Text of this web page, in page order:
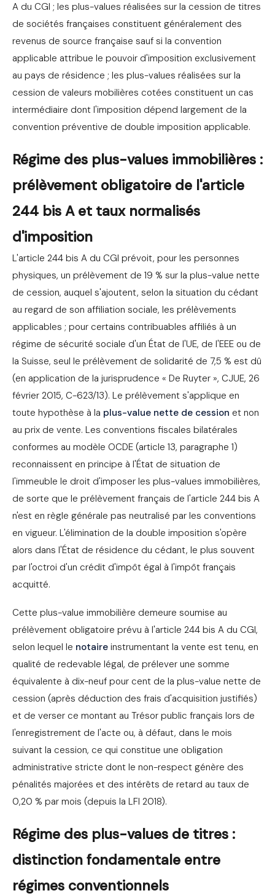
A du CGI ; les plus-values réalisées sur la cession de titres
de sociétés françaises constituent généralement des
revenus de source française sauf si la convention
applicable attribue le pouvoir d'imposition exclusivement
au pays de résidence ; les plus-values réalisées sur la
cession de valeurs mobilières cotées constituent un cas
intermédiaire dont l'imposition dépend largement de la
convention préventive de double imposition applicable.
Régime des plus-values immobilières :
prélèvement obligatoire de l'article
244 bis A et taux normalisés
d'imposition
L'article 244 bis A du CGI prévoit, pour les personnes
physiques, un prélèvement de 19 % sur la plus-value nette
de cession, auquel s'ajoutent, selon la situation du cédant
au regard de son affiliation sociale, les prélèvements
applicables ; pour certains contribuables affiliés à un
régime de sécurité sociale d'un État de l'UE, de l'EEE ou de
la Suisse, seul le prélèvement de solidarité de 7,5 % est dû
(en application de la jurisprudence « De Ruyter », CJUE, 26
février 2015, C-623/13). Le prélèvement s'applique en
toute hypothèse à la plus-value nette de cession et non
au prix de vente. Les conventions fiscales bilatérales
conformes au modèle OCDE (article 13, paragraphe 1)
reconnaissent en principe à l'État de situation de
l'immeuble le droit d'imposer les plus-values immobilières,
de sorte que le prélèvement français de l'article 244 bis A
n'est en règle générale pas neutralisé par les conventions
en vigueur. L'élimination de la double imposition s'opère
alors dans l'État de résidence du cédant, le plus souvent
par l'octroi d'un crédit d'impôt égal à l'impôt français
acquitté.
Cette plus-value immobilière demeure soumise au
prélèvement obligatoire prévu à l'article 244 bis A du CGI,
selon lequel le notaire instrumentant la vente est tenu, en
qualité de redevable légal, de prélever une somme
équivalente à dix-neuf pour cent de la plus-value nette de
cession (après déduction des frais d'acquisition justifiés)
et de verser ce montant au Trésor public français lors de
l'enregistrement de l'acte ou, à défaut, dans le mois
suivant la cession, ce qui constitue une obligation
administrative stricte dont le non-respect génère des
pénalités majorées et des intérêts de retard au taux de
0,20 % par mois (depuis la LFI 2018).
Régime des plus-values de titres :
distinction fondamentale entre
régimes conventionnels